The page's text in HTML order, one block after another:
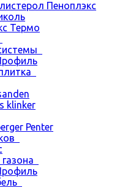
Пеноплэкс
Термо
klinker
Penter